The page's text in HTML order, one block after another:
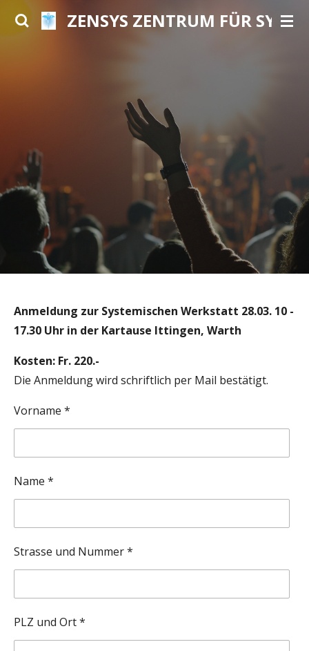
Zum
Hauptinhalt
ZENSYS ZENTRUM FÜR
Anmeldung zur Systemischen Werkstatt 28.03. 10 -
17.30 Uhr in der Kartause Ittingen, Warth
Kosten: Fr. 220.-
Die Anmeldung wird schriftlich per Mail bestätigt.
Vorname *
Name *
Strasse und Nummer *
PLZ und Ort *